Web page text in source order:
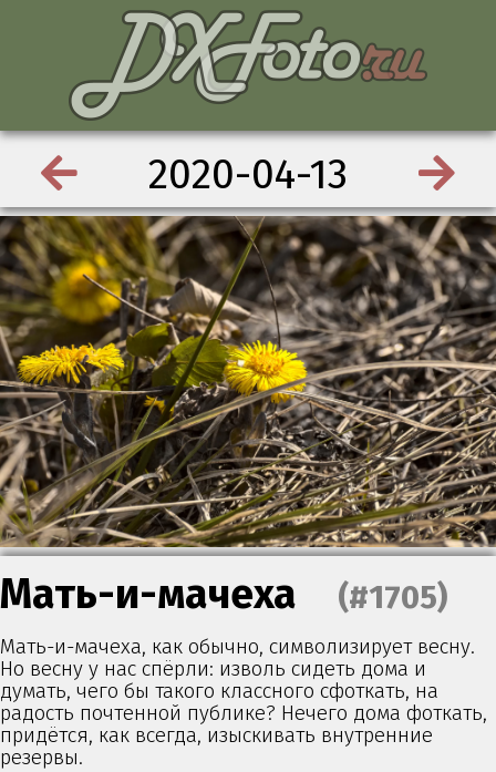
2020-04-13
Мать-и-мачеха (#1705)
Мать-и-мачеха, как обычно, символизирует весну.
Но весну у нас спёрли: изволь сидеть дома и
думать, чего бы такого классного сфоткать, на
радость почтенной публике? Нечего дома фоткать,
придётся, как всегда, изыскивать внутренние
резервы.